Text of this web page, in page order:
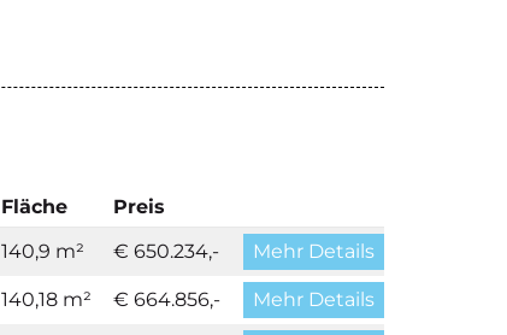
Fläche
Preis
140,9 m² € 650.234,- Mehr Details
140,18 m² € 664.856,- Mehr Details